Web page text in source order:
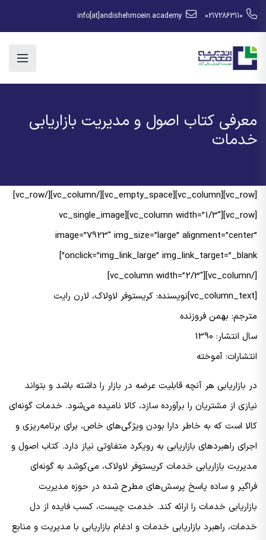
02172863110
info[at]andishehmoein.academy
معرفی کتاب اصول و مدیریت بازاریابی
خدمات
[vc_row][vc_column][vc_empty_space][/vc_column][/vc_row]
[vc_row][vc_column width=”1/3″][vc_single_image
image=”7923″ img_size=”large” alignment=”center”
onclick=”img_link_large” img_link_target=”_blank”]
[/vc_column][vc_column width=”2/3″]
[vc_column_text]نویسنده: کریستوفر لاولاک، لارن رایت
مترجم: بهمن فروزنده
سال انتشار: 1390
انتشارات: آموخته
در بازاریابی هر آنچه قابلیت عرضه در بازار را داشته باشد و بتواند
نیازی از مشتریان را برآورده سازد، کالا نامیده می‌شود. خدمات گونه‌ای
کالا است که به خاطر دارا بودن ویژگی‌های خاص، برای برنامه‌ریزی و
اجرای راهبردهای بازاریابی به رویکرد متفاوتی نیاز دارد. کتاب اصول و
مدیریت بازاریابی خدمات کریستوفر لاولاک، می‌کوشد به گونه‌ای
فراگیر و ساده پاسخ پرسش‌های مطرح شده در حوزه مدیریت
بازاریابی خدمات را ارائه کند. خدمت چیست، کسب فایده از دل
خدمات، راهبرد بازاریابی خدمات و ادغام بازاریابی با مدیریت و منابع